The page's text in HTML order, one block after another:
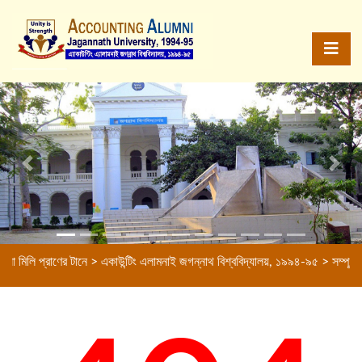
Previous Next
মিলি প্রাণের টানে > একাউন্টিং এলামনাই জগন্নাথ বিশ্ববিদ্যালয়, ১৯৯৪-৯৫ >